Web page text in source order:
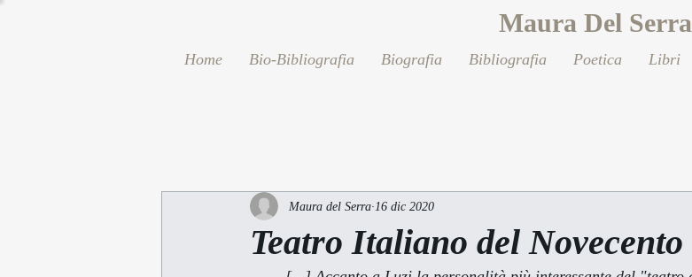
Maura Del Serra
Home Bio-Bibliografia Biografia Bibliografia Poetica Libri
Teatro Italiano del Novecento
Maura del Serra 16 dic 2020